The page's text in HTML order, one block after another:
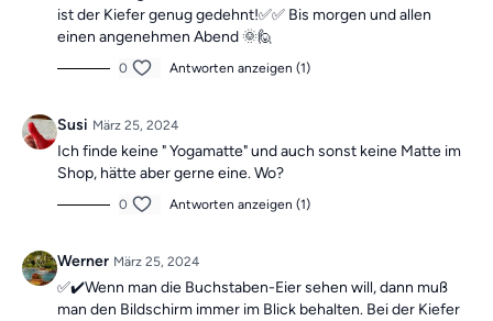
ist der Kiefer genug gedehnt!✅✅ Bis morgen und allen
einen angenehmen Abend 🌞🙋
0 Antworten anzeigen (1)
Susi März 25, 2024
Ich finde keine " Yogamatte" und auch sonst keine Matte im
Shop, hätte aber gerne eine. Wo?
0 Antworten anzeigen (1)
Werner März 25, 2024
✅✔️Wenn man die Buchstaben-Eier sehen will, dann muß
man den Bildschirm immer im Blick behalten. Bei der Kiefer